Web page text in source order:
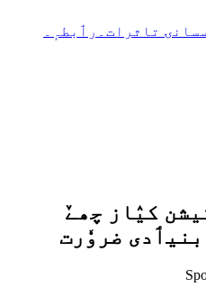
سانۍ تاثرات۔ رٲبطہٕ۔
کیٛاز چھےٚ
ضروٗرت